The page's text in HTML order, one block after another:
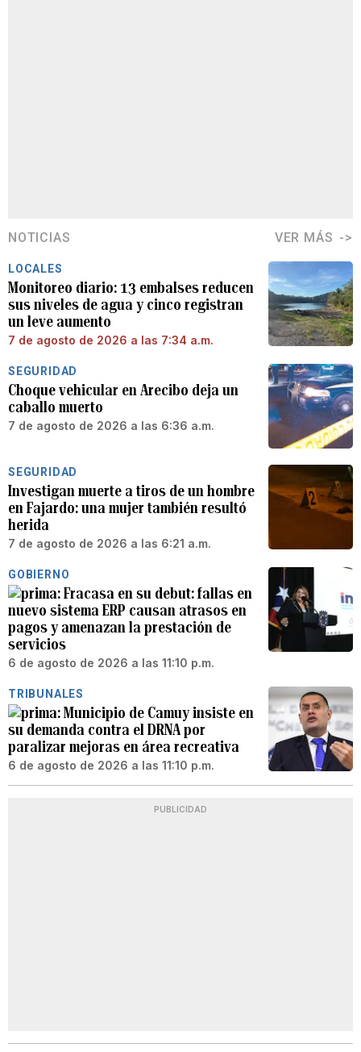
NOTICIAS VER MÁS
LOCALES
Monitoreo diario: 13 embalses reducen
sus niveles de agua y cinco registran
un leve aumento
7 de agosto de 2026 a las 7:34 a.m.
SEGURIDAD
Choque vehicular en Arecibo deja un
caballo muerto
7 de agosto de 2026 a las 6:36 a.m.
SEGURIDAD
Investigan muerte a tiros de un hombre
en Fajardo: una mujer también resultó
herida
7 de agosto de 2026 a las 6:21 a.m.
GOBIERNO
Fracasa en su debut: fallas en
nuevo sistema ERP causan atrasos en
pagos y amenazan la prestación de
servicios
6 de agosto de 2026 a las 11:10 p.m.
TRIBUNALES
Municipio de Camuy insiste en
su demanda contra el DRNA por
paralizar mejoras en área recreativa
6 de agosto de 2026 a las 11:10 p.m.
PUBLICIDAD